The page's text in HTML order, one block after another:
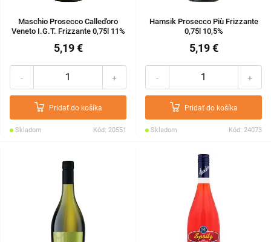
Maschio Prosecco Called'oro
Veneto I.G.T. Frizzante 0,75l 11%
5,19 €
- +
Pridať do košíka
Skladom Kód: 20551
Hamsik Prosecco Più Frizzante
0,75l 10,5%
5,19 €
- +
Pridať do košíka
Skladom Kód: 24073